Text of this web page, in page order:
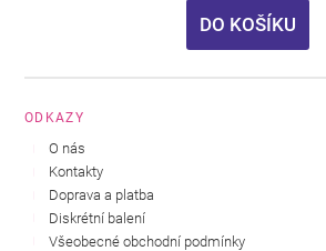
DO KOŠÍKU
ODKAZY
O nás
Kontakty
Doprava a platba
Diskrétní balení
Všeobecné obchodní podmínky